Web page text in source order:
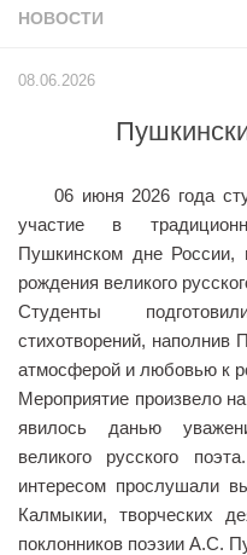
Учёный совет
Контакты РГУ СоцТех
Абитуриенту
Рейтинговые списки
Рекомендованные к
Приказы о зачислении
Студенту
Личный кабинет
Расписание учебных
полугодие
Коллективные
НОВОСТИ
08.06.2026
06 июня 2026 года
участие в
Пушкинском дне России,
рождения великого
Студенты
стихотворений, наполнив
атмосферой и любовью к
Мероприятие произвело
явилось данью
великого русского
интересом прослушали
Калмыкии, творческих
поклонников поэзии А.С.